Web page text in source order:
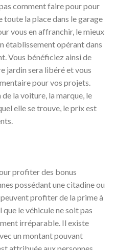
comment faire pour pour
toute la place dans le garage
vous en affranchir, le mieux
établissement opérant dans
Vous bénéficiez ainsi de
jardin sera libéré et vous
pour vos projets.
de la voiture, la marque, le
elle se trouve, le prix est
profiter des bonus
possédant une citadine ou
profiter de la prime à
le véhicule ne soit pas
irréparable. Il existe
un montant pouvant
attribuée aux personnes